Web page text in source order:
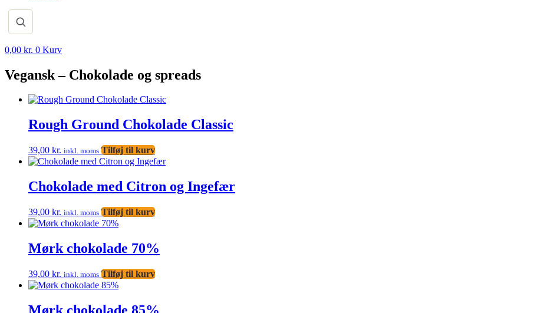
0,00 kr. 0 Kurv
Vegansk – Chokolade og spreads
Rough Ground Chokolade Classic
39,00 kr. inkl. moms Tilføj til kurv
Chokolade med Citron og Ingefær
39,00 kr. inkl. moms Tilføj til kurv
Mørk chokolade 70%
39,00 kr. inkl. moms Tilføj til kurv
Mørk chokolade 85%